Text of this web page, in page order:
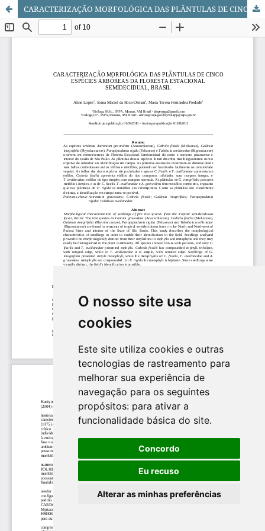
O nosso site usa
cookies
Este site utiliza cookies e outras
tecnologias de rastreamento para
melhorar sua experiência de
navegação para os seguintes
propósitos: para ativar a
funcionalidade básica do site.
Concordo
Eu recuso
Alterar as minhas preferências
CARACTERIZAÇÃO MORFOLÓGICA DAS PLÂNTULAS DE CINCO ESPÉCIES ARBÓREAS DA FLORESTA ESTACIONAL SEMIDECIDUAL, BRASIL